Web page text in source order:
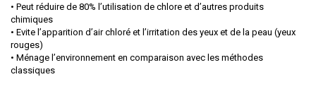
• Peut réduire de 80% l’utilisation de chlore et d’autres produits
chimiques
• Evite l’apparition d’air chloré et l’irritation des yeux et de la peau (yeux
rouges)
• Ménage l’environnement en comparaison avec les méthodes
classiques